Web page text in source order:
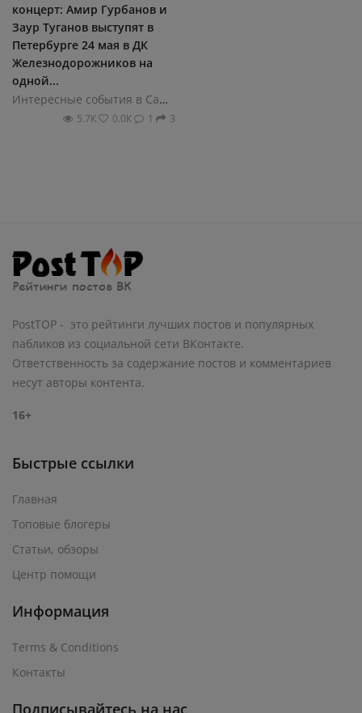
концерт: Амир Гурбанов и
Заур Туганов выступят в
Петербурге 24 мая в ДК
Железнодорожников на
одной...
Интересные события в Санкт-Петербурге
5.7К 0.0К 1 3
PostTOP - это рейтинги лучших постов и популярных
пабликов из социальной сети ВКонтакте.
Ответственность за содержание постов и комментариев
несут авторы контента.
16+
Быстрые ссылки
Главная
Топовые блогеры
Статьи, обзоры
Центр помощи
Информация
Terms & Conditions
Контакты
Подписывайтесь на нас